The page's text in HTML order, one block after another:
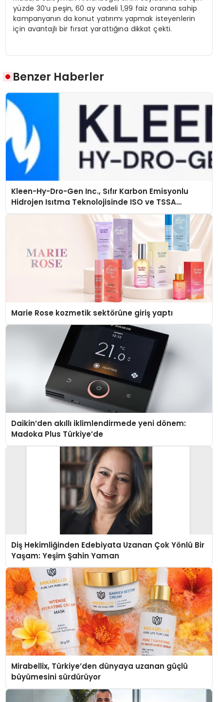
yüzde 30’u peşin, 60 ay vadeli 1,99 faiz oranına sahip
kampanyanın da konut yatırımı yapmak isteyenlerin
için avantajlı bir fırsat yarattığına dikkat çekti.
Benzer Haberler
Kleen-Hy-Dro-Gen Inc., Sıfır Karbon Emisyonlu
Hidrojen Isıtma Teknolojisinde ISO ve TSSA
Düzenleyici Onaylarını Aldı
Marie Rose kozmetik sektörüne giriş yaptı
Daikin’den akıllı iklimlendirmede yeni dönem:
Madoka Plus Türkiye’de
Diş Hekimliğinden Edebiyata Uzanan Çok Yönlü Bir
Yaşam: Yeşim Şahin Yaman
Mirabellix, Türkiye’den dünyaya uzanan güçlü
büyümesini sürdürüyor